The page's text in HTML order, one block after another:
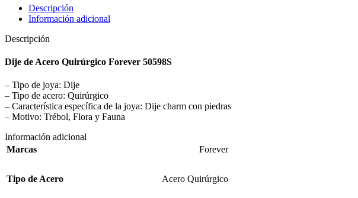
Descripción
Información adicional
Descripción
Dije de Acero Quirúrgico Forever 50598S
– Tipo de joya: Dije
– Tipo de acero: Quirúrgico
– Característica específica de la joya: Dije charm con piedras
– Motivo: Trébol, Flora y Fauna
Información adicional
Marcas
Forever
Tipo de Acero Acero Quirúrgico